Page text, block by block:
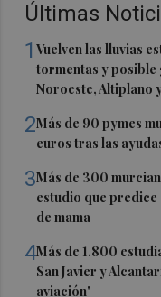
Últimas
1Vuelven las lluvias
tormentas y posible
Noroeste, Altiplano
2Más de 90 pymes
euros tras las
3Más de 300
estudio que
de mama
4Más de 1.800
San Javier y
aviación'